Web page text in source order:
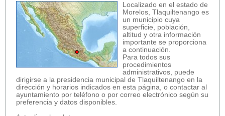
Localizado en el estado de
Morelos, Tlaquiltenango es
un municipio cuya
superficie, población,
altitud y otra información
importante se proporciona
a continuación.
Para todos sus
procedimientos
administrativos, puede
dirigirse a la presidencia municipal de Tlaquiltenango en la
dirección y horarios indicados en esta página, o contactar al
ayuntamiento por teléfono o por correo electrónico según su
preferencia y datos disponibles.